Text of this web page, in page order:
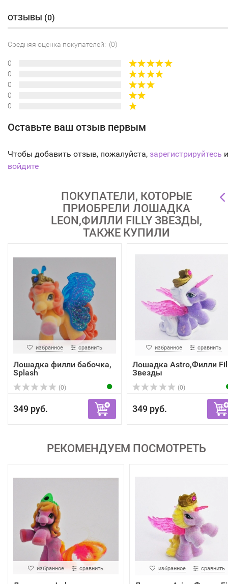
ОТЗЫВЫ (0)
Средняя оценка покупателей: (0)
0
0
0
0
0
Оставьте ваш отзыв первым
Чтобы добавить отзыв, пожалуйста, зарегистрируйтесь
войдите
ПОКУПАТЕЛИ, КОТОРЫЕ
ПРИОБРЕЛИ ЛОШАДКА
LEON,ФИЛЛИ FILLY ЗВЕЗДЫ,
ТАКЖЕ КУПИЛИ
избранное сравнить
Лошадка филли бабочка,
Splash
(0)
349 руб.
избранное сравнить
Лошадка Astro,Филли
Звезды
(0)
349 руб.
РЕКОМЕНДУЕМ ПОСМОТРЕТЬ
избранное сравнить избранное сравнить